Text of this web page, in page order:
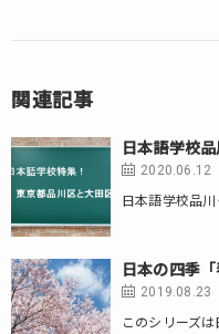
関連記事
日本語学校
2020.06.12
日本語学校品
日本の四季「
2019.08.23
このシリーズ